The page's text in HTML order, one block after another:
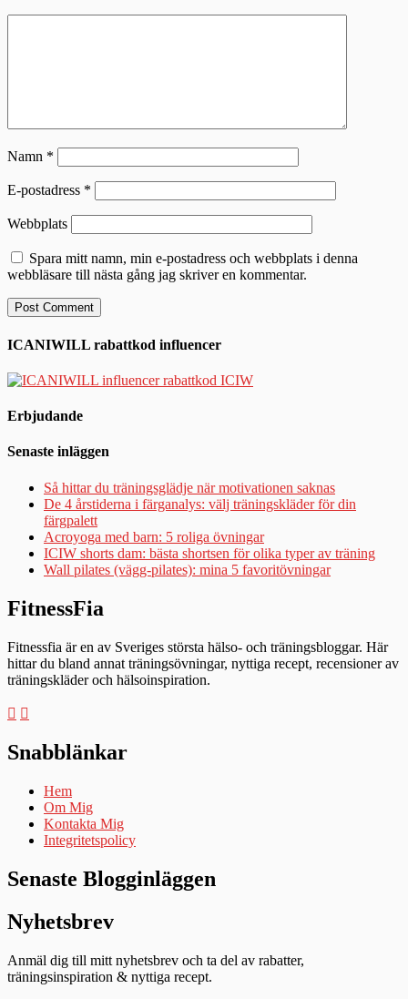
Namn *
E-postadress *
Webbplats
Spara mitt namn, min e-postadress och webbplats i denna
webbläsare till nästa gång jag skriver en kommentar.
ICANIWILL rabattkod influencer
Erbjudande
Senaste inläggen
Så hittar du träningsglädje när motivationen saknas
De 4 årstiderna i färganalys: välj träningskläder för din
färgpalett
Acroyoga med barn: 5 roliga övningar
ICIW shorts dam: bästa shortsen för olika typer av träning
Wall pilates (vägg-pilates): mina 5 favoritövningar
FitnessFia
Fitnessfia är en av Sveriges största hälso- och träningsbloggar. Här
hittar du bland annat träningsövningar, nyttiga recept, recensioner av
träningskläder och hälsoinspiration.
Snabblänkar
Hem
Om Mig
Kontakta Mig
Integritetspolicy
Senaste Blogginläggen
Nyhetsbrev
Anmäl dig till mitt nyhetsbrev och ta del av rabatter,
träningsinspiration & nyttiga recept.